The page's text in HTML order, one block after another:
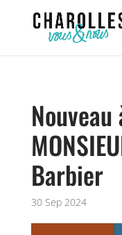
Barbier
30 Sep 2024